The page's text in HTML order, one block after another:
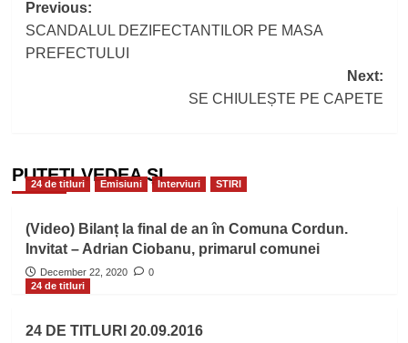
Post
navigation
Previous:
SCANDALUL DEZIFECTANTILOR PE MASA
PREFECTULUI
Next:
SE CHIULEȘTE PE CAPETE
PUTEȚI VEDEA ȘI
24 de titluri Emisiuni Interviuri STIRI
(Video) Bilanț la final de an în Comuna Cordun.
Invitat – Adrian Ciobanu, primarul comunei
December 22, 2020
0
24 de titluri
24 DE TITLURI 20.09.2016